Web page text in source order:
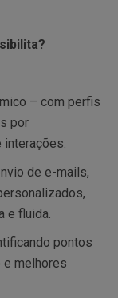
– com perfis
por
de e-mails,
e fluida.
pontos
e melhores